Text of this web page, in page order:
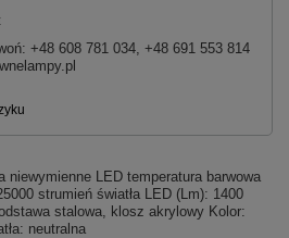
+48 608 781 034, +48 691 553 814
niewymienne LED temperatura barwowa
strumień światła LED (Lm): 1400
stalowa, klosz akrylowy Kolor:
neutralna